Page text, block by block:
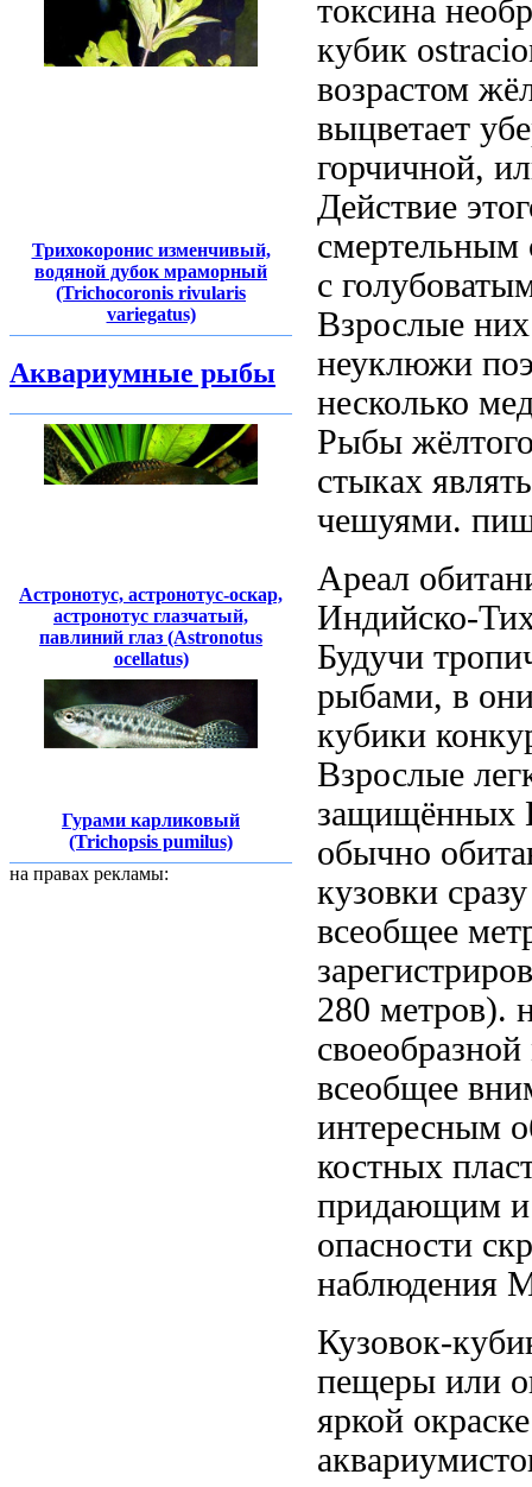
Трихокоронис изменчивый,
водяной дубок мраморный
(Trichocoronis rivularis
variegatus)
Аквариумные рыбы
Астронотус, астронотус-оскар,
астронотус глазчатый,
павлиний глаз (Astronotus
ocellatus)
Гурами карликовый
(Trichopsis pumilus)
на правах рекламы:
токсина
кубик
возрастом
выцветает
горчичной,
Действие
смертельным
с
Взрослые
неуклюжи
несколько
Рыбы
стыках
чешуями.
Ареал
Индийско-
Будучи
рыбами, в
кубики
Взрослые
защищённых
обычно
кузовки
всеобщее
280 метров).
всеобщее
интересным
костных
придающим
опасности
наблюдения
Кузовок-
пещеры или
яркой